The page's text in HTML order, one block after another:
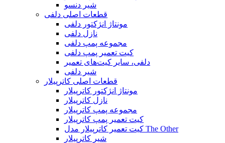
شیر دنسو
قطعات اصلی دلفی
مونتاژ انژکتور دلفی
نازل دلفی
مجموعه پمپ دلفی
کیت تعمیر پمپ دلفی
دلفی، سایر کیت‌های تعمیر
شیر دلفی
قطعات اصلی کاترپیلار
مونتاژ انژکتور کاترپیلار
نازل کاترپیلار
مجموعه پمپ کاترپیلار
کیت تعمیر پمپ کاترپیلار
کیت تعمیر کاترپیلار مدل The Other
شیر کاترپیلار